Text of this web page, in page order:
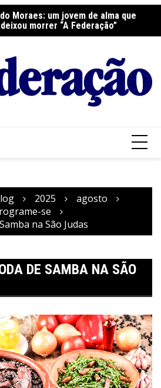
Moraes: um jovem de alma que
morrer “A Federação”
e Vida na Paróquia São José
2025
agosto
se
na São Judas
DE SAMBA NA SÃO